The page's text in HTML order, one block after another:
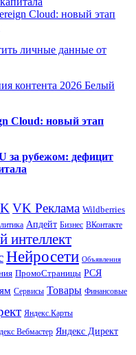
Cloud: новый этап
личные данные от
контента 2026 Белый
Cloud: новый этап
за рубежом: дефицит
VK Реклама Wildberries
Апдейт Бизнес ВКонтакте
интеллект
Нейросети Объявления
ПромоСтраницы РСЯ
Сервисы Товары Финансовые
Яндекс.Карты
Вебмастер Яндекс Директ